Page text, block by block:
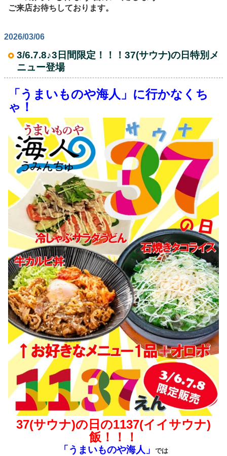
ご来店お待ちしております。
2026/03/06
3/6.7.8♪3日間限定！！！37(サウナ)の日特別メ
ニュー登場
「うまいものや海人」に行かなくち
ゃ！
37(サウナ)の日の1137(イイサウナ)
飯！！！
「うまいものや海人」 では